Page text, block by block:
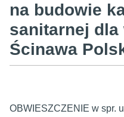
na budowie
sanitarnej dla
Ścinawa
OBWIESZCZENIE w spr.